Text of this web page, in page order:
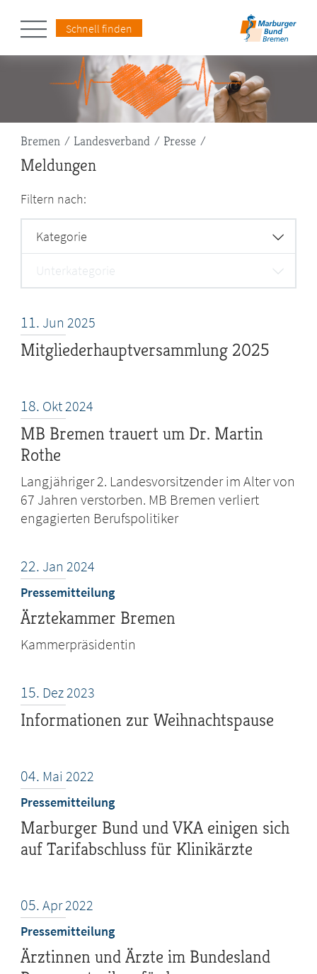
Schnell finden
Pfadnavigation
Bremen Landesverband Presse
Meldungen
Filtern nach:
Kategorie
Unterkategorie
11. Jun 2025
Mitgliederhauptversammlung 2025
18. Okt2024
MB Bremen trauert um Dr. Martin
Rothe
Langjähriger 2. Landesvorsitzender im Alter von
67 Jahren verstorben. MB Bremen verliert
engagierten Berufspolitiker
22. Jan 2024
Pressemitteilung
Ärztekammer Bremen
Kammerpräsidentin
15. Dez2023
Informationen zur Weihnachtspause
04. Mai 2022
Pressemitteilung
Marburger Bund und VKA einigen sich
auf Tarifabschluss für Klinikärzte
05. Apr2022
Pressemitteilung
Ärztinnen und Ärzte im Bundesland